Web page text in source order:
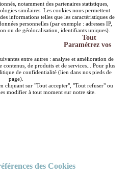
notamment des partenaires statistiques,
similaires. Les cookies nous permettent
informations telles que les caractéristiques de
personnelles (par exemple : adresses IP,
ou de géolocalisation, identifiants uniques).
Tout
Paramétrez vos
entre autres : analyse et amélioration de
de produits et de services... Pour plus
de confidentialité (lien dans nos pieds de
page).
cliquant sur "Tout accepter", "Tout refuser" ou
modifier à tout moment sur notre site.
des Cookies